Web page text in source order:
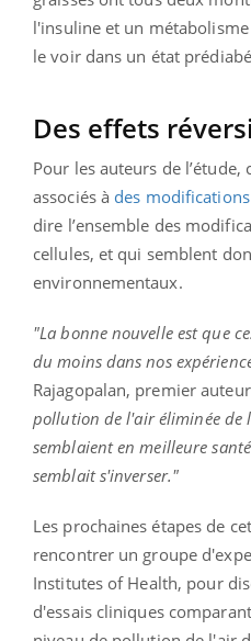
l'insuline et un
le voir dans un état
Des effets
Pour les auteurs de l’étude,
associés à des
dire l’ensemble des
cellules, et qui semblent
environnementaux.
"La bonne nouvelle est que
du moins dans nos
Rajagopalan, premier
pollution de l'air éliminée de
semblaient en meilleure
semblait s'inverser."
Les prochaines étapes de
rencontrer un groupe
Institutes of Health, pour
d'essais cliniques